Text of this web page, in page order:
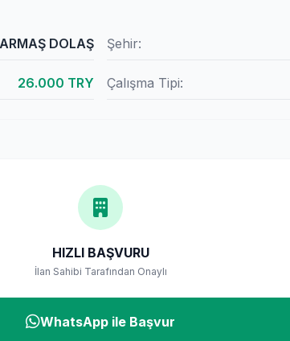
DOLAŞ Şehir:
26.000 TRY Çalışma Tipi:
HIZLI BAŞVURU
İlan Sahibi Tarafından Onaylı
WhatsApp ile Başvur